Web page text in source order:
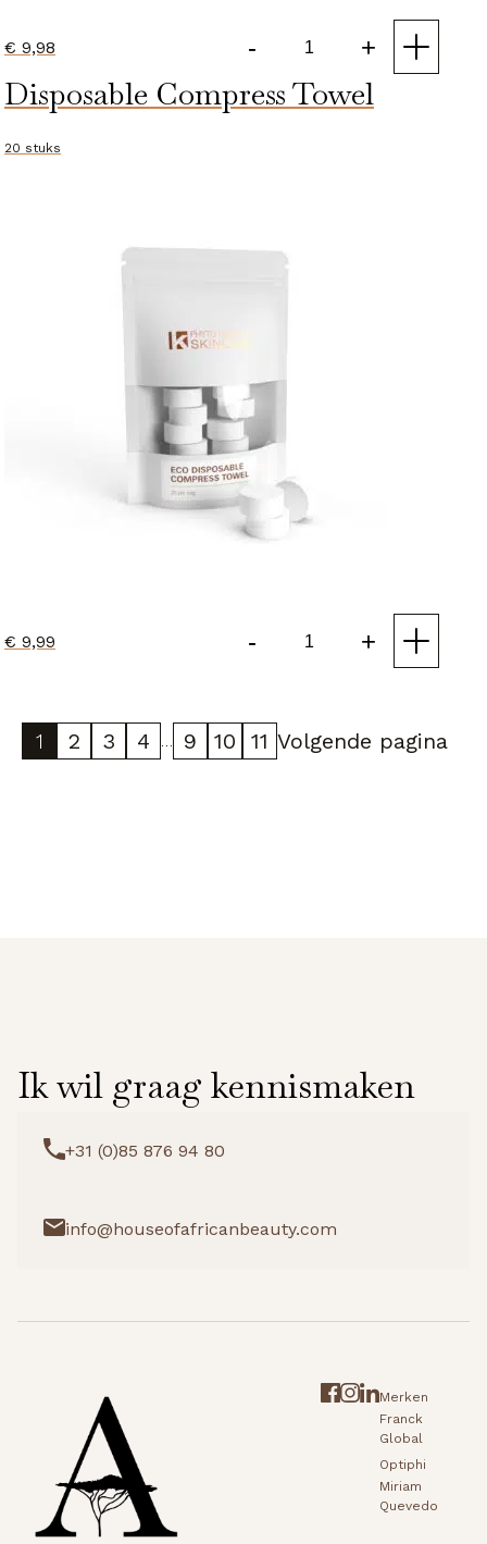
€ 9,98 -
Exfoliator
+
Disposable Compress Towel
20 stuks
€ 9,99 -
Disposable
aantal
+
1 2 3 4 … 9 10 11 Volgende pagina
Ik wil graag kennismaken
+31 (0)85 876 94 80
info@houseofafricanbeauty.com
Merken
Franck
Global
Optiphi
Miriam
Quevedo